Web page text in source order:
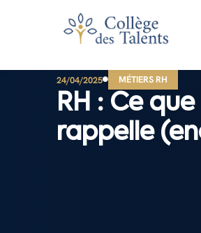
24/04/2025 MÉTIERS RH
RH : Ce
rappelle